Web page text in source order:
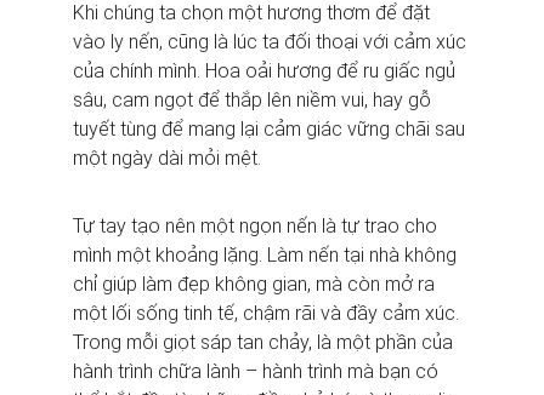
Khi chúng ta chọn một hương thơm để đặt
vào ly nến, cũng là lúc ta đối thoại với cảm xúc
của chính mình. Hoa oải hương để ru giấc ngủ
sâu, cam ngọt để thắp lên niềm vui, hay gỗ
tuyết tùng để mang lại cảm giác vững chãi sau
một ngày dài mỏi mệt.
Tự tay tạo nên một ngọn nến là tự trao cho
mình một khoảng lặng. Làm nến tại nhà không
chỉ giúp làm đẹp không gian, mà còn mở ra
một lối sống tinh tế, chậm rãi và đầy cảm xúc.
Trong mỗi giọt sáp tan chảy, là một phần của
hành trình chữa lành – hành trình mà bạn có